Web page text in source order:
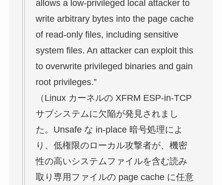
allows a low-privileged local attacker to
write arbitrary bytes into the page cache
of read-only files, including sensitive
system files. An attacker can exploit this
to overwrite privileged binaries and gain
root privileges.”
（Linux カーネルの XFRM ESP-in-TCP
サブシステムに欠陥が発見されまし
た。Unsafe な in-place 暗号処理によ
り、低権限のローカル攻撃者が、機密
性の高いシステムファイルを含む読み
取り専用ファイルの page cache に任意